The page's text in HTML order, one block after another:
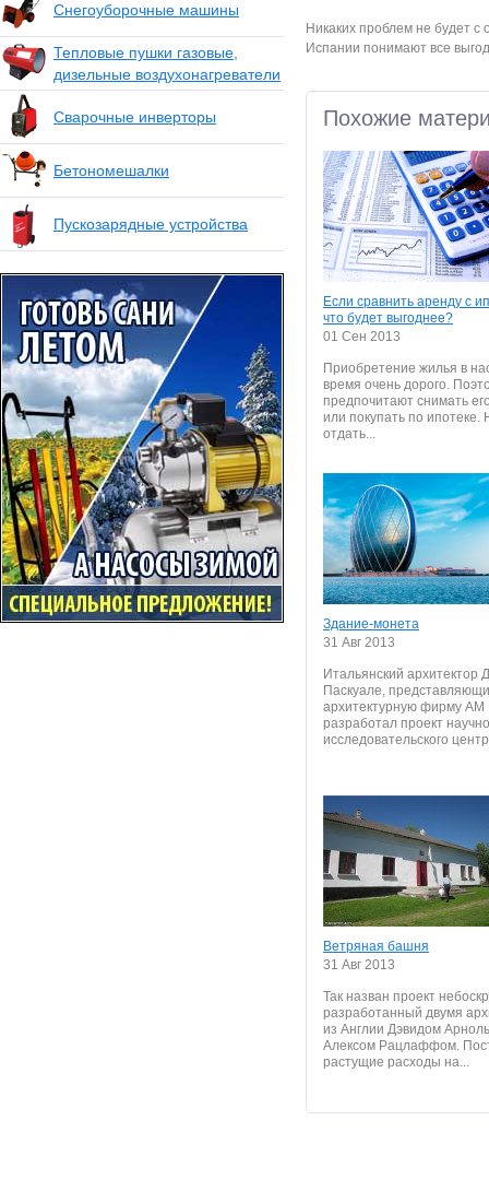
Снегоуборочные машины
Тепловые пушки газовые,
дизельные воздухонагреватели
Сварочные инверторы
Бетономешалки
Пускозарядные устройства
Никаких проблем не будет
Испании понимают все
Похожие
Если сравнить аренду с
что будет выгоднее?
01 Сен 2013
Приобретение жилья в
время очень дорого.
предпочитают снимать
или покупать по ипотеке.
отдать...
Здание-монета
31 Авг 2013
Итальянский архитектор
Паскуале,
архитектурную фирму AM
разработал проект
исследовательского
Ветряная башня
31 Авг 2013
Так назван проект
разработанный двумя
из Англии Дэвидом
Алексом Рацлаффом.
растущие расходы на...